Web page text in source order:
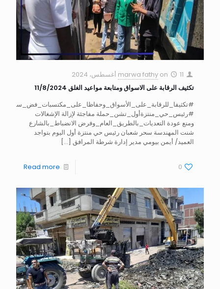
marwa fathy on
11 أغسطس، 2024
تكثيف الرقابة على الاسواق ومتابعة مواعيد الغلق 11/8/2024
#رئيس_حي_منتزةأول_تشن_حملة مفاجئة لإزالة الإشغالات
ومنع عودة التعديات_بالطريق_العام_وفرض الانضباط_بالشارع
شنت المهندسة سحر شعبان رئيس حي منتزة أول اليوم بتواجد
العميد/ أيمن بيومي مدير إدارة شرطة المرافق […]
0
Read more